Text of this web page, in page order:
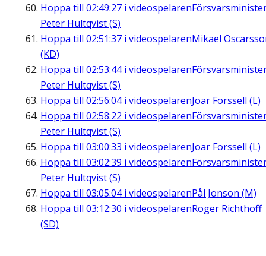
Hoppa till 02:49:27 i videospelaren
Peter Hultqvist (S)
Hoppa till 02:51:37 i videospelarenMikael
(KD)
Hoppa till 02:53:44i videospelaren
Peter Hultqvist (S)
Hoppa till 02:56:04i videospelarenJoar Forssell (L)
Hoppa till 02:58:22 i videospelaren
Peter Hultqvist (S)
Hoppa till 03:00:33 i videospelarenJoar Forssell (L)
Hoppa till 03:02:39 i videospelaren
Peter Hultqvist (S)
Hoppa till 03:05:04i videospelarenPål Jonson (M)
Hoppa till 03:12:30 i videospelarenRoger Richthoff
(SD)